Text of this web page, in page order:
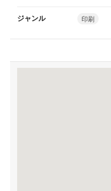
ジャンル 印刷